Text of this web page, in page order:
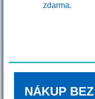
zdarma.
NÁKUP